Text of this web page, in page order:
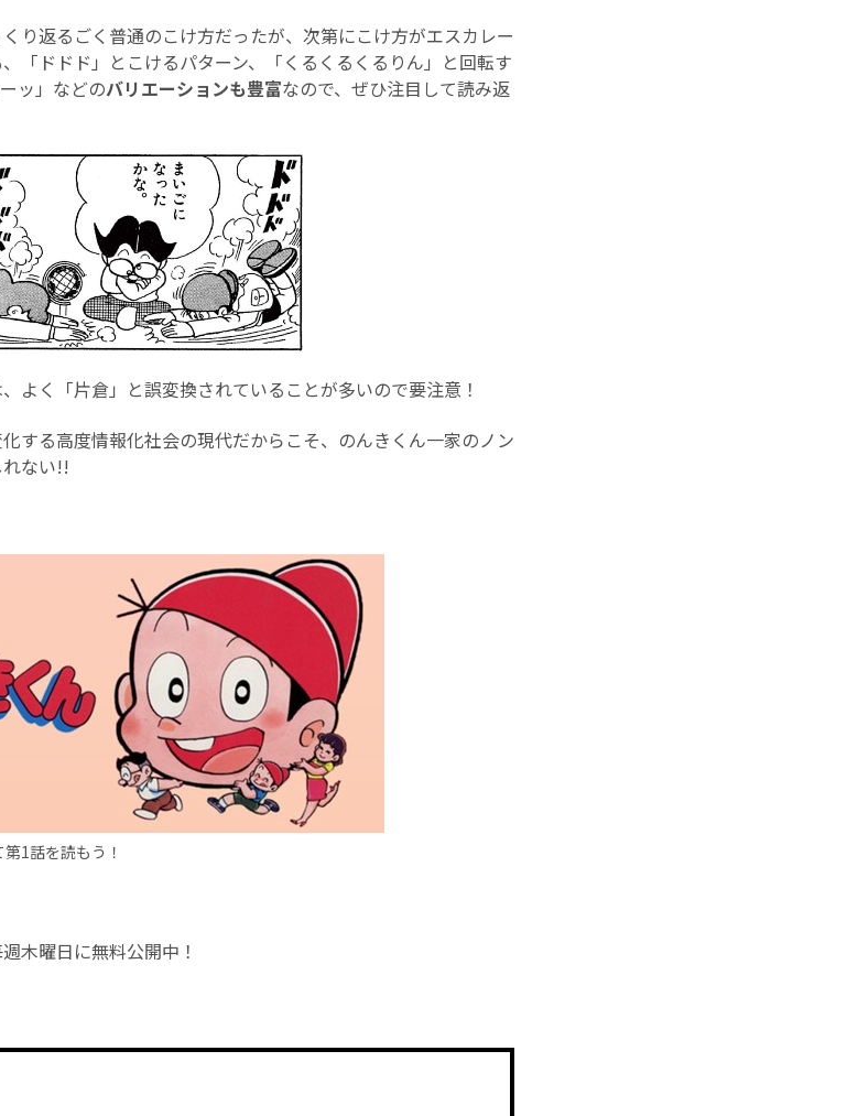
り返るごく普通のこけ方だったが、次第にこけ方がエスカレー
「ドドド」とこけるパターン、「くるくるくるりん」と回転す
ッ」などのバリエーションも豊富なので、ぜひ注目して読み返
よく「片倉」と誤変換されていることが多いので要注意！
する高度情報化社会の現代だからこそ、のんきくん一家のノン
れない!!
1話を読もう！
木曜日に無料公開中！